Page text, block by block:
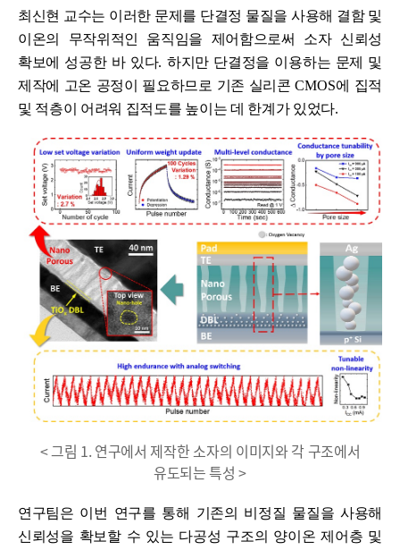
최신현 교수는 이러한 문제를 단결정 물질을 사용해 결함 및
이온의 무작위적인 움직임을 제어함으로써 소자 신뢰성
확보에 성공한 바 있다. 하지만 단결정을 이용하는 문제 및
제작에 고온 공정이 필요하므로 기존 실리콘CMOS에 집적
및 적층이 어려워 집적도를 높이는 데 한계가 있었다.
< 그림 1. 연구에서 제작한 소자의 이미지와 각 구조에서
유도되는 특성 >
연구팀은 이번 연구를 통해 기존의 비정질 물질을 사용해
신뢰성을 확보할 수 있는 다공성 구조의 양이온 제어층 및